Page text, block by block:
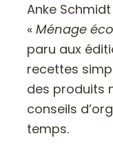
Anke
«Ménage
paru aux
recettes
des produits
conseils
temps.